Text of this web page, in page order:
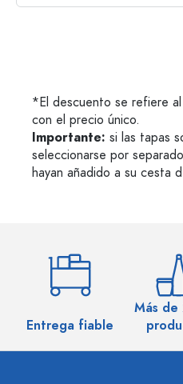
*El descuento se refiere
con el precio único.
Importante: si las tapas
seleccionarse por
hayan añadido a su cesta
Entrega fiable
Más